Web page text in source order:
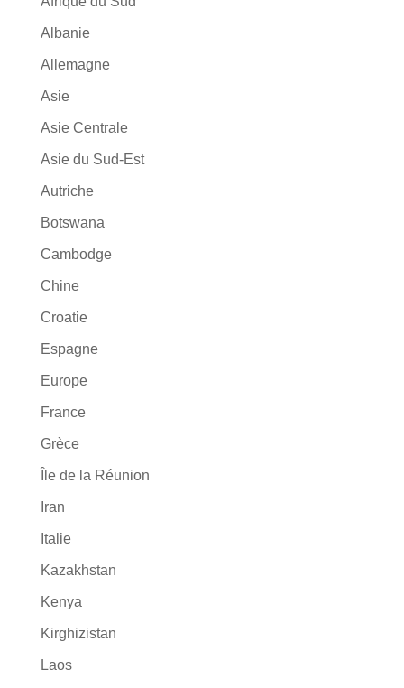
Albanie
Allemagne
Asie
Asie Centrale
Asie du Sud-Est
Autriche
Botswana
Cambodge
Chine
Croatie
Espagne
Europe
France
Grèce
Île de la Réunion
Iran
Italie
Kazakhstan
Kenya
Kirghizistan
Laos